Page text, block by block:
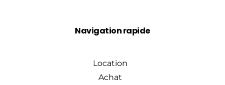
Navigation rapide
Location
Achat